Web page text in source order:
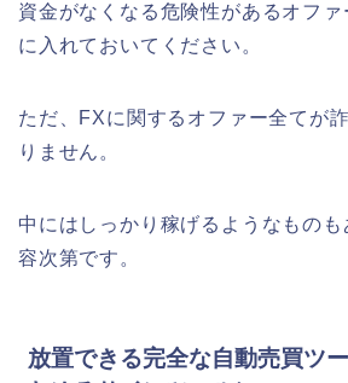
資金がなくなる危険性があるオフ
に入れておいてください。
ただ、FXに関するオファー全てが
りません。
中にはしっかり稼げるようなもの
容次第です。
放置できる完全な自動売買ツ